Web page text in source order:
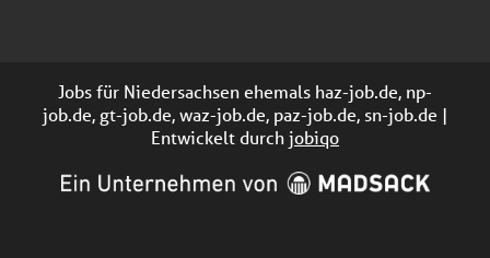
Jobs für Niedersachsen ehemals haz-job.de, np-
job.de, gt-job.de, waz-job.de, paz-job.de, sn-job.de |
Entwickelt durchjobiqo